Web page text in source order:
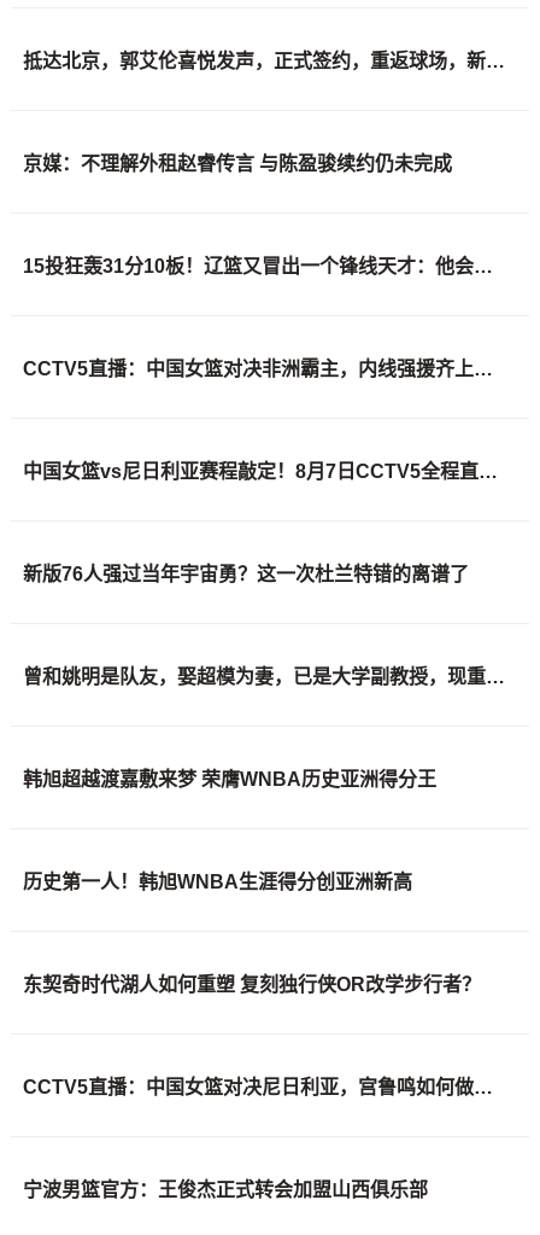
抵达北京，郭艾伦喜悦发声，正式签约，重返球场，新岗位曝光
京媒：不理解外租赵睿传言 与陈盈骏续约仍未完成
15投狂轰31分10板！辽篮又冒出一个锋线天才：他会是下一个张镇麟吗？
CCTV5直播：中国女篮对决非洲霸主，内线强援齐上阵，敌手实力不容小觑
中国女篮vs尼日利亚赛程敲定！8月7日CCTV5全程直播，杨舒予迎来归队首战
新版76人强过当年宇宙勇？这一次杜兰特错的离谱了
曾和姚明是队友，娶超模为妻，已是大学副教授，现重返宏远管理层
韩旭超越渡嘉敷来梦 荣膺WNBA历史亚洲得分王
历史第一人！韩旭WNBA生涯得分创亚洲新高
东契奇时代湖人如何重塑 复刻独行侠OR改学步行者？
CCTV5直播：中国女篮对决尼日利亚，宫鲁鸣如何做出艰难取舍
宁波男篮官方：王俊杰正式转会加盟山西俱乐部